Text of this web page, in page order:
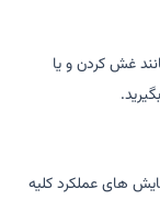
غش کردن و یا
های عملکرد کلیه